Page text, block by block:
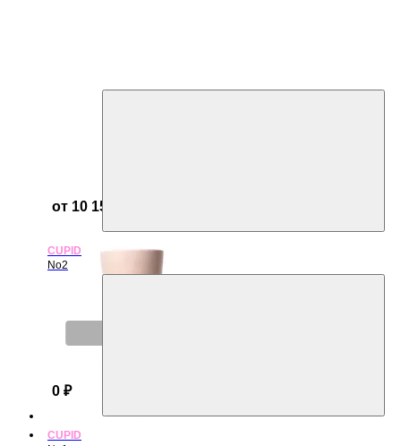
от 10 156 ₽
CUPID
No2
0 ₽
CUPID